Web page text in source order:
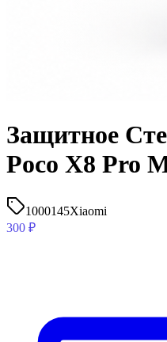
Защитное
Poco X8 Pro
1000145Xiaomi
300 ₽